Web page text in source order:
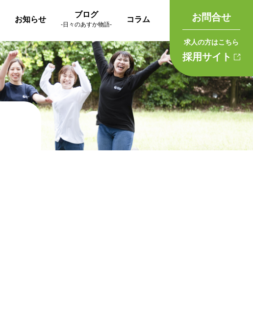
お知らせ
ブログ
-日々のあすか物語-
コラム お問合せ
求人の方はこちら
採用サイト